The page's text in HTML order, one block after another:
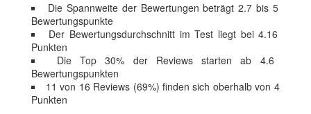
Die Spannweite der Bewertungen beträgt 2.7 bis 5
Bewertungspunkte
Der Bewertungsdurchschnitt im Test liegt bei 4.16
Punkten
Die Top 30% der Reviews starten ab 4.6
Bewertungspunkten
11 von 16 Reviews (69%) finden sich oberhalb von 4
Punkten